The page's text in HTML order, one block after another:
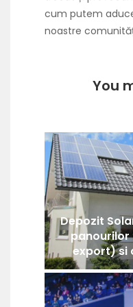
cum putem
noastre
You
Depozit
export) si